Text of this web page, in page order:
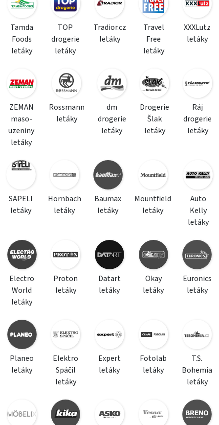
Tamda
Foods
letáky
TOP
drogerie
letáky
Tradior.cz
letáky
Travel
Free
letáky
XXXLutz
letáky
ZEMAN
maso-
uzeniny
letáky
Rossmann
letáky
dm
drogerie
letáky
Drogerie
Šlak
letáky
Ráj
drogerie
letáky
SAPELI
letáky
Hornbach
letáky
Baumax
letáky
Mountfield
letáky
Auto
Kelly
letáky
Electro
World
letáky
Proton
letáky
Datart
letáky
Okay
letáky
Euronics
letáky
Planeo
letáky
Elektro
Spáčil
letáky
Expert
letáky
Fotolab
letáky
T.S.
Bohemia
letáky